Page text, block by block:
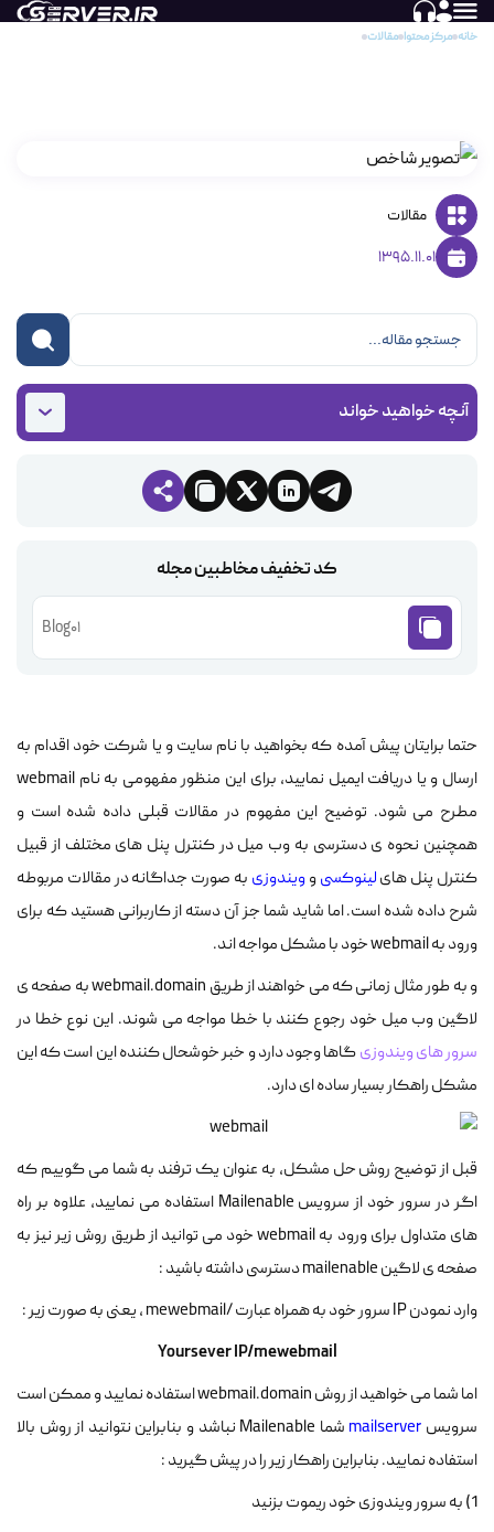
خانه مرکز محتوا مقالات
مقالات
1395.11.01
آنچه خواهید خواند
کد تخفیف مخاطبین مجله
Blog01
حتما برایتان پیش آمده که بخواهید با نام سایت و یا شرکت خود اقدام به
ارسال و یا دریافت ایمیل نمایید، برای این منظور مفهومی به نام webmail
مطرح می شود. توضیح این مفهوم در مقالات قبلی داده شده است و
همچنین نحوه ی دسترسی به وب میل در کنترل پنل های مختلف از قبیل
کنترل پنل هایلینوکسیوویندوزی به صورت جداگانه در مقالات مربوطه
شرح داده شده است. اما شاید شما جز آن دسته از کاربرانی هستید که برای
ورود به webmail خود با مشکل مواجه اند.
و به طور مثال زمانی که می خواهند از طریق webmail.domain به صفحه ی
لاگین وب میل خود رجوع کنند با خطا مواجه می شوند. این نوع خطا در
سرور های ویندوزیگاها وجود دارد و خبر خوشحال کننده این است که این
مشکل راهکار بسیار ساده ای دارد.
قبل از توضیح روش حل مشکل، به عنوان یک ترفند به شما می گوییم که
اگر در سرور خود از سرویس Mailenable استفاده می نمایید، علاوه بر راه
های متداول برای ورود به webmail خود می توانید از طریق روش زیر نیز به
صفحه ی لاگین mailenable دسترسی داشته باشید :
وارد نمودن IP سرور خود به همراه عبارت /mewebmail ، یعنی به صورت زیر :
Yoursever IP/mewebmail
اما شما می خواهید از روش webmail.domain استفاده نمایید و ممکن است
سرویس mailserver
شما Mailenable نباشد و بنابراین نتوانید از روش بالا
استفاده نمایید. بنابراین راهکار زیر را در پیش گیرید :
1) به سرور ویندوزی خود ریموت بزنید